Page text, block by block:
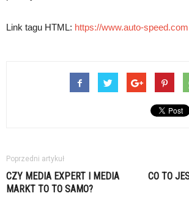
Link tagu HTML: https://www.auto-
Poprzedni artykuł
CZY MEDIA EXPERT I MEDIA
MARKT TO TO SAMO?
CO TO